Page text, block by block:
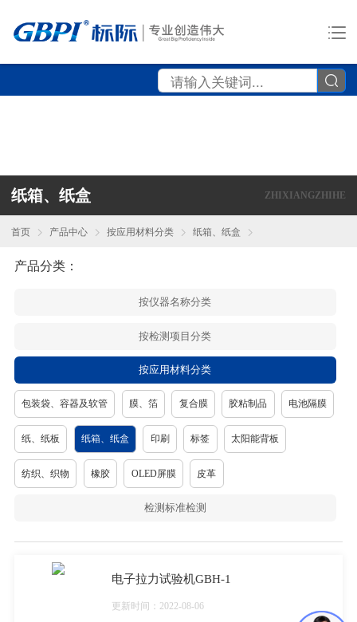
纸箱、纸盒 ZHIXIANGZHIHE
首页 产品中心 按应用材料分类 纸箱、纸盒
产品分类：
按仪器名称分类
按检测项目分类
按应用材料分类
包装袋、容器及软管 膜、箔 复合膜 胶粘制品 电池隔膜
纸、纸板 纸箱、纸盒 印刷 标签 太阳能背板
纺织、织物 橡胶 OLED屏膜 皮革
检测标准检测
电子拉力试验机GBH-1
更新时间：2022-08-06